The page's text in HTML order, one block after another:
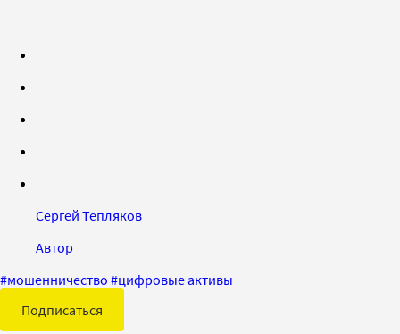
Сергей Тепляков
Автор
#мошенничество #цифровые активы
Подписаться